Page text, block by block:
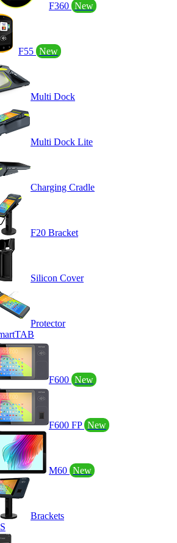
F360 New
F55 New
Multi Dock
Multi Dock Lite
Charging Cradle
F20 Bracket
Silicon Cover
Protector
F600 New
F600 FP New
M60 New
Brackets